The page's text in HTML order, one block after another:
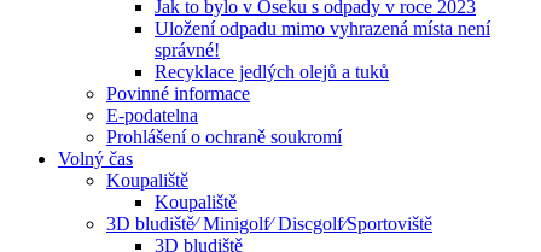
Jak to bylo v Oseku s odpady v roce 2023
Uložení odpadu mimo vyhrazená místa není
správné!
Recyklace jedlých olejů a tuků
Povinné informace
E-podatelna
Prohlášení o ochraně soukromí
Volný čas
Koupaliště
Koupaliště
3D bludiště⁄ Minigolf⁄ Discgolf⁄Sportoviště
3D bludiště